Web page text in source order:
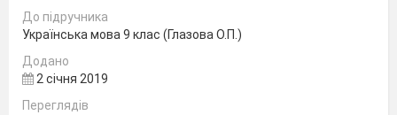
До підручника
Українська мова 9 клас (Глазова О.П.)
Додано
2 січня 2019
Переглядів